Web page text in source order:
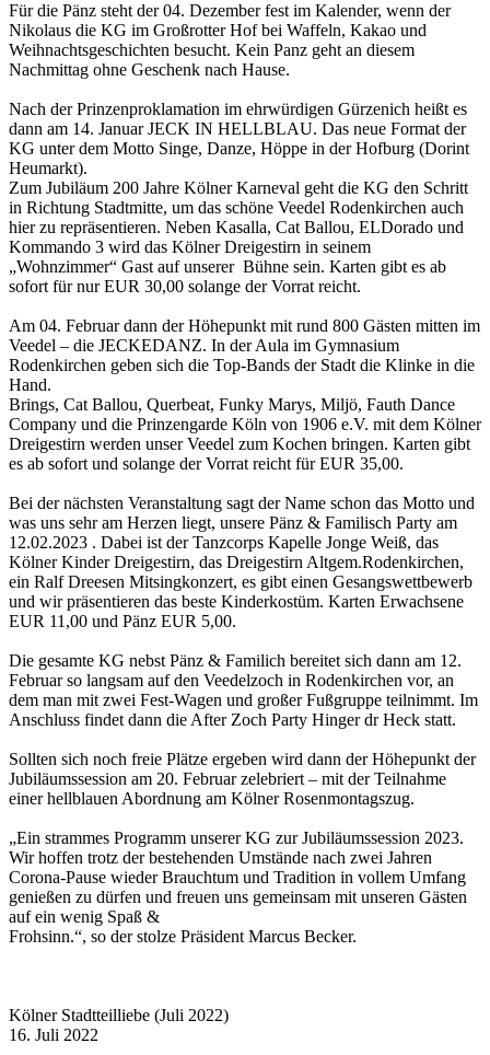
Für die Pänz steht der 04. Dezember fest im Kalender, wenn der
Nikolaus die KG im Großrotter Hof bei Waffeln, Kakao und
Weihnachtsgeschichten besucht. Kein Panz geht an diesem
Nachmittag ohne Geschenk nach Hause.
Nach der Prinzenproklamation im ehrwürdigen Gürzenich heißt es
dann am 14. Januar JECK IN HELLBLAU. Das neue Format der
KG unter dem Motto Singe, Danze, Höppe in der Hofburg (Dorint
Heumarkt).
Zum Jubiläum 200 Jahre Kölner Karneval geht die KG den Schritt
in Richtung Stadtmitte, um das schöne Veedel Rodenkirchen auch
hier zu repräsentieren. Neben Kasalla, Cat Ballou, ELDorado und
Kommando 3 wird das Kölner Dreigestirn in seinem
„Wohnzimmer“ Gast auf unserer Bühne sein. Karten gibt es ab
sofort für nur EUR 30,00 solange der Vorrat reicht.
Am 04. Februar dann der Höhepunkt mit rund 800 Gästen mitten im
Veedel – die JECKEDANZ. In der Aula im Gymnasium
Rodenkirchen geben sich die Top-Bands der Stadt die Klinke in die
Hand.
Brings, Cat Ballou, Querbeat, Funky Marys, Miljö, Fauth Dance
Company und die Prinzengarde Köln von 1906 e.V. mit dem Kölner
Dreigestirn werden unser Veedel zum Kochen bringen. Karten gibt
es ab sofort und solange der Vorrat reicht für EUR 35,00.
Bei der nächsten Veranstaltung sagt der Name schon das Motto und
was uns sehr am Herzen liegt, unsere Pänz & Familisch Party am
12.02.2023 . Dabei ist der Tanzcorps Kapelle Jonge Weiß, das
Kölner Kinder Dreigestirn, das Dreigestirn Altgem.Rodenkirchen,
ein Ralf Dreesen Mitsingkonzert, es gibt einen Gesangswettbewerb
und wir präsentieren das beste Kinderkostüm. Karten Erwachsene
EUR 11,00 und Pänz EUR 5,00.
Die gesamte KG nebst Pänz & Familich bereitet sich dann am 12.
Februar so langsam auf den Veedelzoch in Rodenkirchen vor, an
dem man mit zwei Fest-Wagen und großer Fußgruppe teilnimmt. Im
Anschluss findet dann die After Zoch Party Hinger dr Heck statt.
Sollten sich noch freie Plätze ergeben wird dann der Höhepunkt der
Jubiläumssession am 20. Februar zelebriert – mit der Teilnahme
einer hellblauen Abordnung am Kölner Rosenmontagszug.
„Ein strammes Programm unserer KG zur Jubiläumssession 2023.
Wir hoffen trotz der bestehenden Umstände nach zwei Jahren
Corona-Pause wieder Brauchtum und Tradition in vollem Umfang
genießen zu dürfen und freuen uns gemeinsam mit unseren Gästen
auf ein wenig Spaß &
Frohsinn.“, so der stolze Präsident Marcus Becker.
Kölner Stadtteilliebe (Juli 2022)
16. Juli 2022